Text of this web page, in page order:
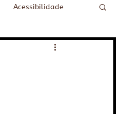
Acessibilidade